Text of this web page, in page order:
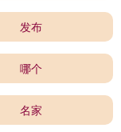
发布
哪个
名家